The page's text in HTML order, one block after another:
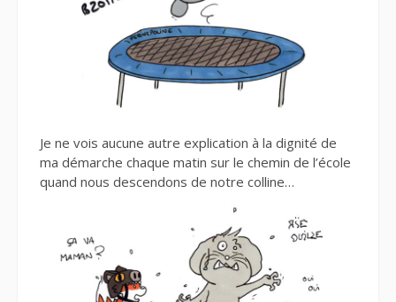
Je ne vois aucune autre explication à la dignité de
ma démarche chaque matin sur le chemin de l’école
quand nous descendons de notre colline…